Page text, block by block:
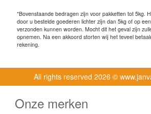
*Bovenstaande bedragen zijn voor pakketten tot 5kg.
door u bestelde goederen lichter zijn dan 5kg of op
verzonden kunnen worden. Mocht dit het geval zijn
opnemen. Na een akkoord storten wij het teveel
rekening.
All rights reserved 2026 ©
Onze merken